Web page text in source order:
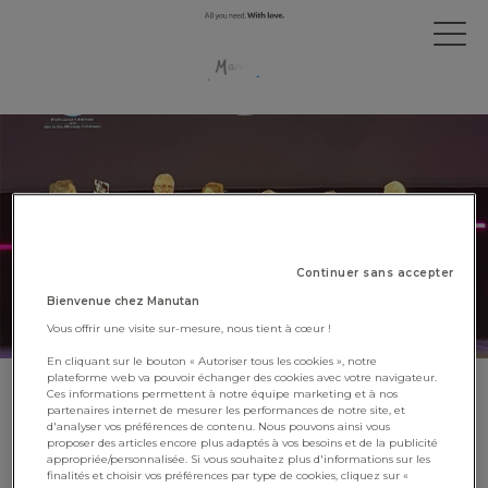
Manutan, lauréat aux Trophées
de l’IDET 2023 !
27 novembre 2023
Continuer sans accepter
Bienvenue chez Manutan
Vous offrir une visite sur-mesure, nous tient à cœur !
En cliquant sur le bouton « Autoriser tous les cookies », notre
plateforme web va pouvoir échanger des cookies avec votre navigateur.
Ces informations permettent à notre équipe marketing et à nos
partenaires internet de mesurer les performances de notre site, et
d'analyser vos préférences de contenu. Nous pouvons ainsi vous
proposer des articles encore plus adaptés à vos besoins et de la publicité
appropriée/personnalisée. Si vous souhaitez plus d'informations sur les
finalités et choisir vos préférences par type de cookies, cliquez sur «